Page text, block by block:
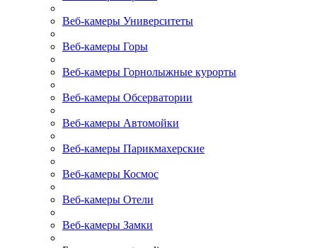
Веб-камеры Университеты
Веб-камеры Горы
Веб-камеры Горнолыжные курорты
Веб-камеры Обсерватории
Веб-камеры Автомойки
Веб-камеры Парикмахерские
Веб-камеры Космос
Веб-камеры Отели
Веб-камеры Замки